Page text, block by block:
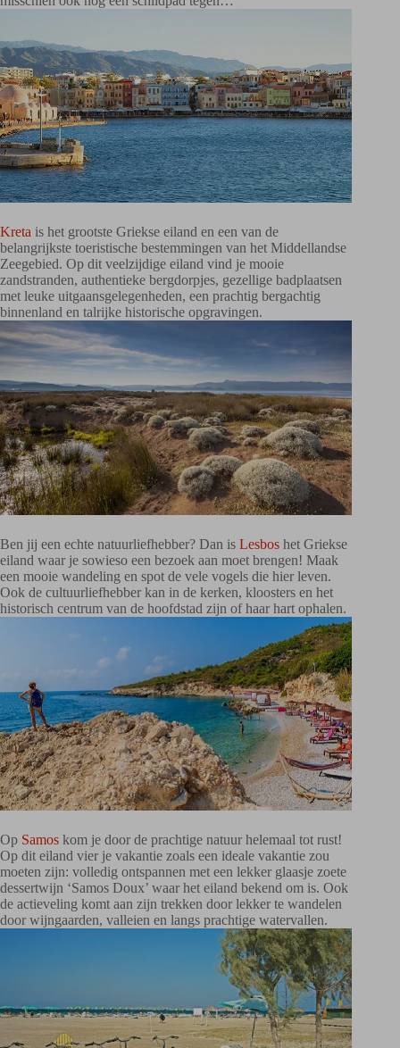
Kreta is het grootste Griekse eiland en een van de
belangrijkste toeristische bestemmingen van het Middellandse
Zeegebied. Op dit veelzijdige eiland vind je mooie
zandstranden, authentieke bergdorpjes, gezellige badplaatsen
met leuke uitgaansgelegenheden, een prachtig bergachtig
binnenland en talrijke historische opgravingen.
Ben jij een echte natuurliefhebber? Dan is Lesbos het Griekse
eiland waar je sowieso een bezoek aan moet brengen! Maak
een mooie wandeling en spot de vele vogels die hier leven.
Ook de cultuurliefhebber kan in de kerken, kloosters en het
historisch centrum van de hoofdstad zijn of haar hart ophalen.
Op Samos kom je door de prachtige natuur helemaal tot rust!
Op dit eiland vier je vakantie zoals een ideale vakantie zou
moeten zijn: volledig ontspannen met een lekker glaasje zoete
dessertwijn ‘Samos Doux’ waar het eiland bekend om is. Ook
de actieveling komt aan zijn trekken door lekker te wandelen
door wijngaarden, valleien en langs prachtige watervallen.